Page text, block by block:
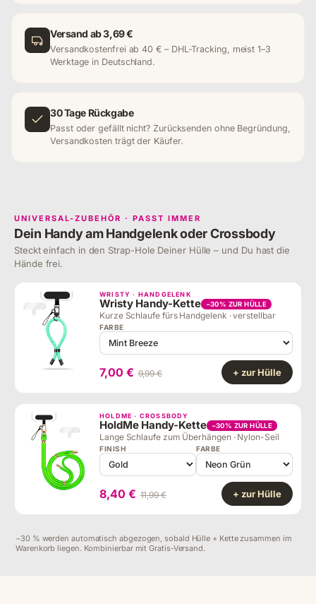
Versand ab 3,69 €
Versandkostenfrei ab 40 € – DHL-Tracking, meist 1–3
Werktage in Deutschland.
30 Tage Rückgabe
Passt oder gefällt nicht? Zurücksenden ohne Begründung,
Versandkosten trägt der Käufer.
UNIVERSAL-ZUBEHÖR · PASST IMMER
Dein Handy am Handgelenk oder Crossbody
Steckt einfach in den Strap-Hole Deiner Hülle – und Du hast die
Hände frei.
WRISTY · HANDGELENK
Wristy Handy-Kette −30% ZUR HÜLLE
Kurze Schlaufe fürs Handgelenk · verstellbar
FARBE
7,00 € 9,99 € + zur Hülle
HOLDME · CROSSBODY
HoldMe Handy-Kette −30% ZUR HÜLLE
Lange Schlaufe zum Überhängen · Nylon-Seil
FINISH FARBE
8,40 € 11,99 € + zur Hülle
−30 % werden automatisch abgezogen, sobald Hülle + Kette zusammen im
Warenkorb liegen. Kombinierbar mit Gratis-Versand.